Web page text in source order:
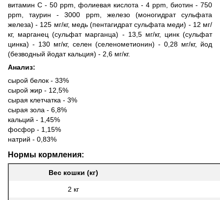
витамин C - 50 ppm, фолиевая кислота - 4 ppm, биотин - 750
ppm, таурин - 3000 ppm, железо (моногидрат сульфата
железа) - 125 мг/кг, медь (пентагидрат сульфата меди) - 12 мг/
кг, марганец (сульфат марганца) - 13,5 мг/кг, цинк (сульфат
цинка) - 130 мг/кг, селен (селенометионин) - 0,28 мг/кг, йод
(безводный йодат кальция) - 2,6 мг/кг.
Анализ:
сырой белок - 33%
сырой жир - 12,5%
сырая клетчатка - 3%
сырая зола - 6,8%
кальций - 1,45%
фосфор - 1,15%
натрий - 0,83%
Нормы кормления:
Вес кошки (кг)
2 кг